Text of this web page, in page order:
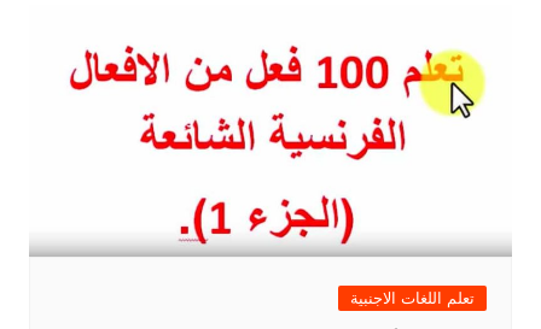
تعلم اللغات الاجنبية